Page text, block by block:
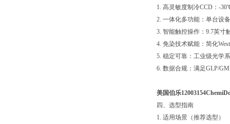
1. 高灵敏度制冷CCD：-
2. 一体化多功能：单台设
3. 智能触控操作：9.7英寸
4. 免染技术赋能：简化
5. 稳定可靠：工业级光学
6. 数据合规：满足GLP/
美国伯乐
四、选型指南
1. 适用场景（推荐选型）